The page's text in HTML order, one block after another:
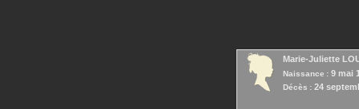
Marie-Juliette
Naissance : 9 mai
Décès : 24